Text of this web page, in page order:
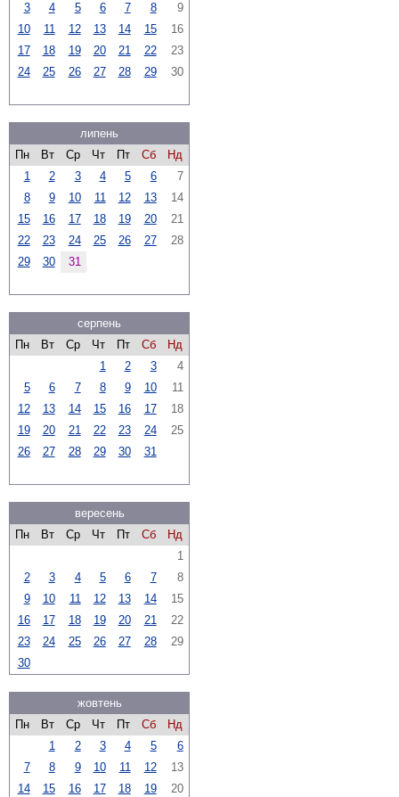
3
4 5 6 7 8
9
10
11 12 13 14 15
16
17
18 19 20 21 22
23
24
25 26 27 28 29 30
липень
Пн
Вт Ср Чт Пт Сб
Нд
1
2 3 4 5 6
7
8
9 10 11 12 13
14
15
16 17 18 19 20
21
22
23 24 25 26 27
28
29
30 31
серпень
Пн
Вт Ср Чт Пт Сб
Нд
1
2 3
4
5
6 7 8 9 10
11
12
13 14 15 16 17
18
19
20 21 22 23 24
25
26
27 28 29 30 31
вересень
Пн
Вт Ср Чт Пт Сб
Нд
1
2
3 4 5 6 7
8
9
10 11 12 13 14
15
16
17 18 19 20 21
22
23
24 25 26 27 28
29
30
жовтень
Пн
Вт Ср Чт Пт Сб
Нд
1
2 3 4 5
6
7
8 9 10 11 12
13
14
15 16 17 18 19
20